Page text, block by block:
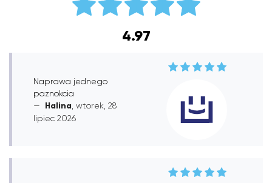
4.97
Naprawa jednego
paznokcia
Halina , wtorek, 28
lipiec 2026